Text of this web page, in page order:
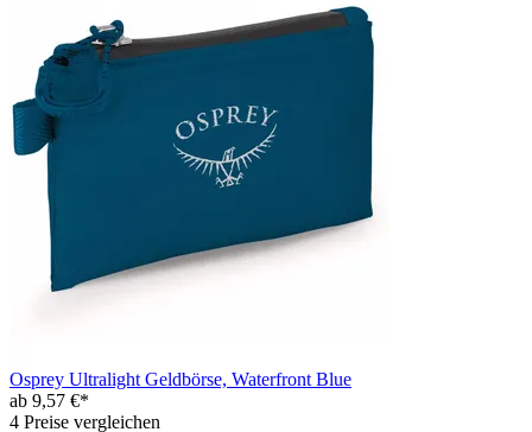
Osprey Ultralight Geldbörse, Waterfront Blue
ab 9,57 €*
4 Preise vergleichen